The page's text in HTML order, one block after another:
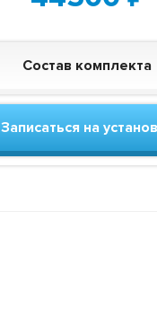
Состав комплекта
Записаться на